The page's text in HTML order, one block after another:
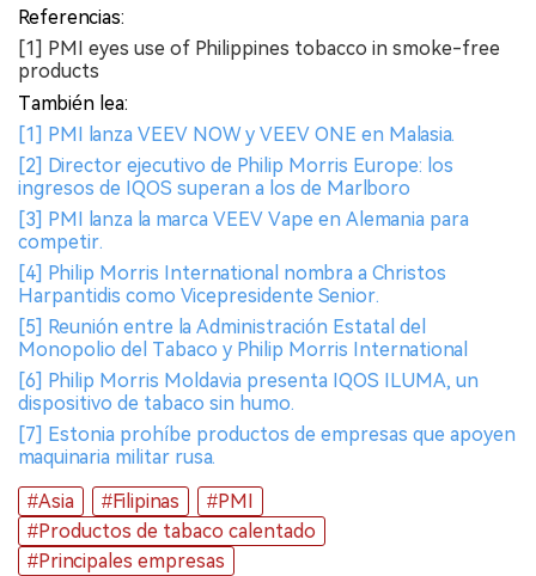
Referencias:
[1] PMI eyes use of Philippines tobacco in smoke-free
products
También lea:
[1] PMI lanza VEEV NOW y VEEV ONE en Malasia.
[2] Director ejecutivo de Philip Morris Europe: los
ingresos de IQOS superan a los de Marlboro
[3] PMI lanza la marca VEEV Vape en Alemania para
competir.
[4] Philip Morris International nombra a Christos
Harpantidis como Vicepresidente Senior.
[5] Reunión entre la Administración Estatal del
Monopolio del Tabaco y Philip Morris International
[6] Philip Morris Moldavia presenta IQOS ILUMA, un
dispositivo de tabaco sin humo.
[7] Estonia prohíbe productos de empresas que apoyen
maquinaria militar rusa.
#Asia
#Filipinas
#PMI
#Productos de tabaco calentado
#Principales empresas